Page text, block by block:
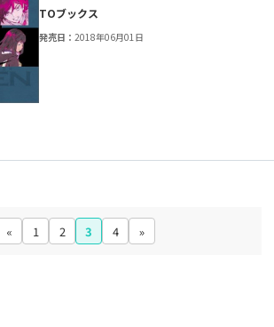
TOブックス
発売日：2018年06月01日
« 1 2 3 4 »